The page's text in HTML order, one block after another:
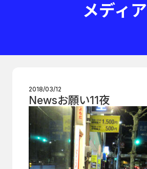
メディア
2018/03/12
Newsお願い11夜